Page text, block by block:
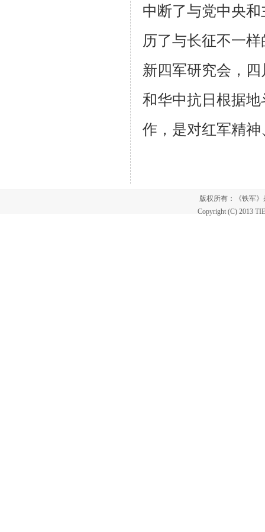
中断了与党中央
历了与长征不一
新四军研究会，
和华中抗日根据
作，是对红军精
版权所有：《铁军
Copyright (C) 2013